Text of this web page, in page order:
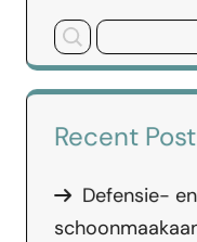
Recent
Defensie- en